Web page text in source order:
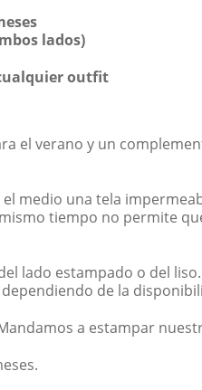
lados)
outfit
el verano y un
medio una tela
tiempo no permite
lado estampado o del
de la
a estampar